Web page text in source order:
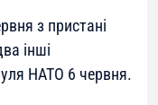
з пристані
інші
НАТО 6 червня.